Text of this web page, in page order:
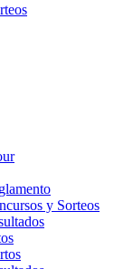
y Sorteos